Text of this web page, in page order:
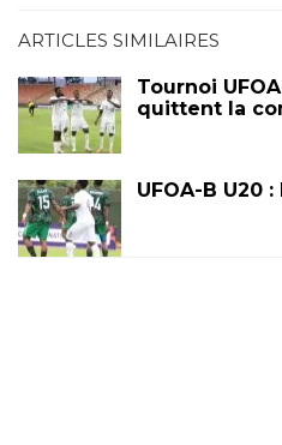
ARTICLES SIMILAIRES
Tournoi
quittent la
UFOA-B U20